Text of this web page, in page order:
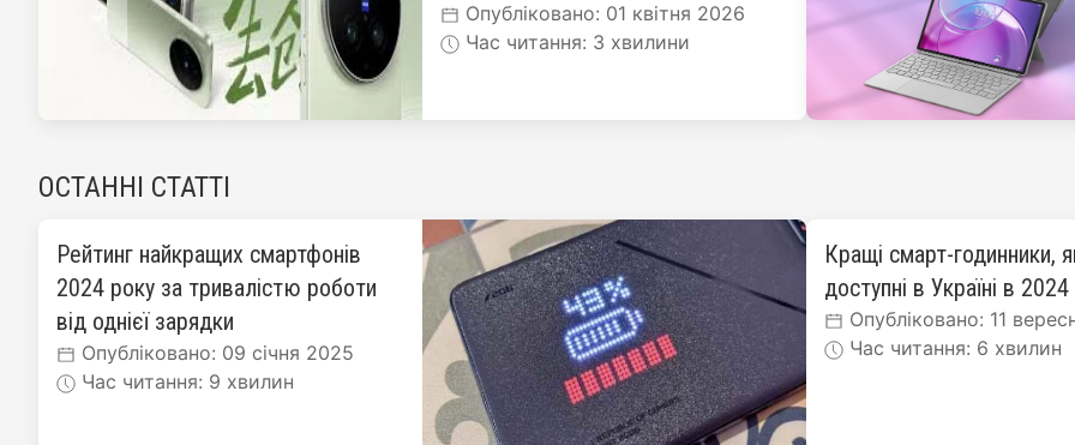
Опубліковано: 01 квітня 2026
Час читання: 3 хвилини
ОСТАННІ СТАТТІ
Рейтинг найкращих смартфонів
2024 року за тривалістю роботи
від однієї зарядки
Опубліковано: 09 січня 2025
Час читання: 9 хвилин
Кращі смарт-годинники,
доступні в Україні в 2024
Опубліковано: 11
Час читання: 6 хвилин